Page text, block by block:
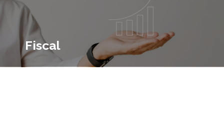
Fiscal